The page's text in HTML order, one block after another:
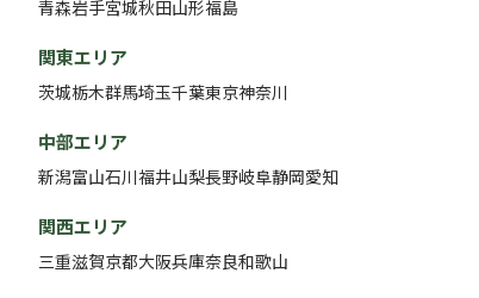
青森岩手宮城秋田山形福島
関東エリア
茨城栃木群馬埼玉千葉東京神奈川
中部エリア
新潟富山石川福井山梨長野岐阜静岡愛知
関西エリア
三重滋賀京都大阪兵庫奈良和歌山